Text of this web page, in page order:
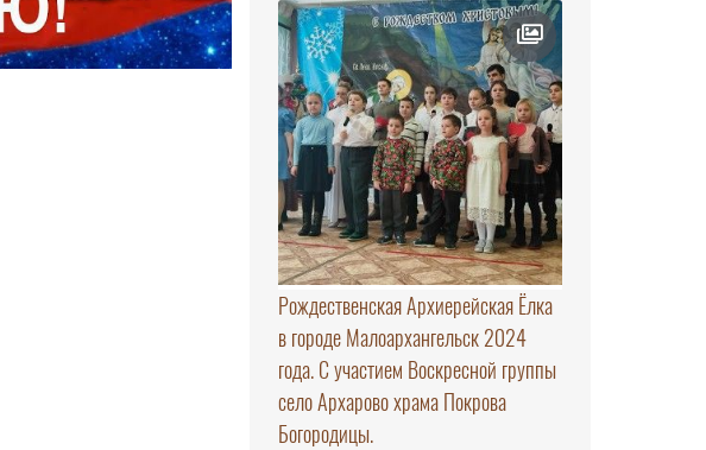
Рождественская Архиерейская Ёлка
в городе Малоархангельск 2024
года. С участием Воскресной группы
село Архарово храма Покрова
Богородицы.